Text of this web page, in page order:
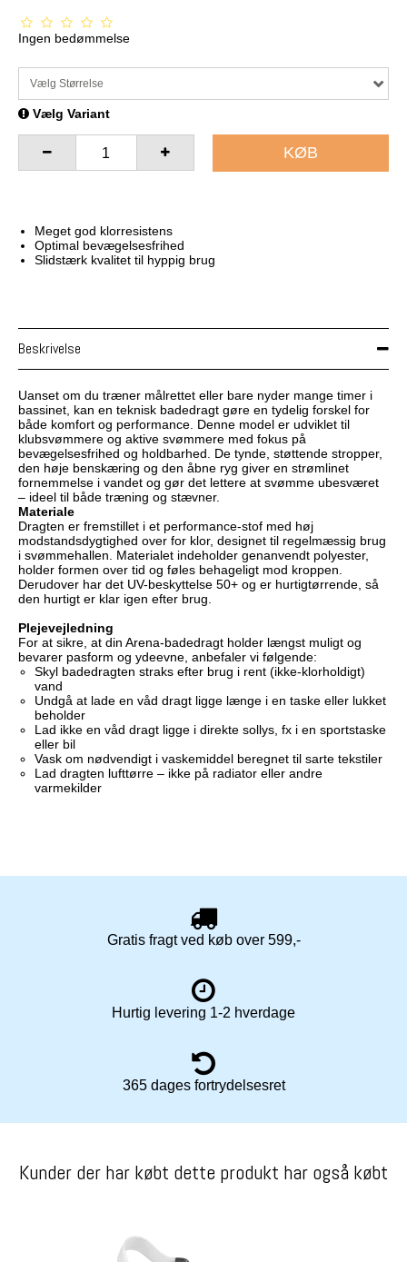
Ingen bedømmelse
Vælg Størrelse
Vælg Variant
KØB
Meget god klorresistens
Optimal bevægelsesfrihed
Slidstærk kvalitet til hyppig brug
Beskrivelse
Uanset om du træner målrettet eller bare nyder mange timer i
bassinet, kan en teknisk badedragt gøre en tydelig forskel for
både komfort og performance. Denne model er udviklet til
klubsvømmere og aktive svømmere med fokus på
bevægelsesfrihed og holdbarhed. De tynde, støttende stropper,
den høje benskæring og den åbne ryg giver en strømlinet
fornemmelse i vandet og gør det lettere at svømme ubesværet
– ideel til både træning og stævner.
Materiale
Dragten er fremstillet i et performance-stof med høj
modstandsdygtighed over for klor, designet til regelmæssig brug
i svømmehallen. Materialet indeholder genanvendt polyester,
holder formen over tid og føles behageligt mod kroppen.
Derudover har det UV-beskyttelse 50+ og er hurtigtørrende, så
den hurtigt er klar igen efter brug.
Plejevejledning
For at sikre, at din Arena-badedragt holder længst muligt og
bevarer pasform og ydeevne, anbefaler vi følgende:
Skyl badedragten straks efter brug i rent (ikke-klorholdigt)
vand
Undgå at lade en våd dragt ligge længe i en taske eller lukket
beholder
Lad ikke en våd dragt ligge i direkte sollys, fx i en sportstaske
eller bil
Vask om nødvendigt i vaskemiddel beregnet til sarte tekstiler
Lad dragten lufttørre – ikke på radiator eller andre
varmekilder
Gratis fragt ved køb over 599,-
Hurtig levering 1-2 hverdage
365 dages fortrydelsesret
Kunder der har købt dette produkt har også købt